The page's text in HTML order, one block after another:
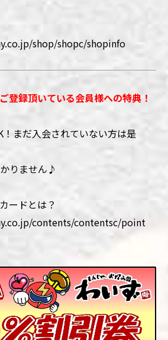
shop/shopc/shopinfo
登録頂いている会員様への特典！
まだ入会されていない方は是
りません♪
ードとは？
contents/contentsc/point